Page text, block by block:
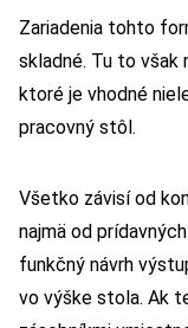
Zariadenia tohto
skladné. Tu to však
ktoré je vhodné
pracovný stôl.
Všetko závisí od
najmä od
funkčný návrh
vo výške stola. Ak